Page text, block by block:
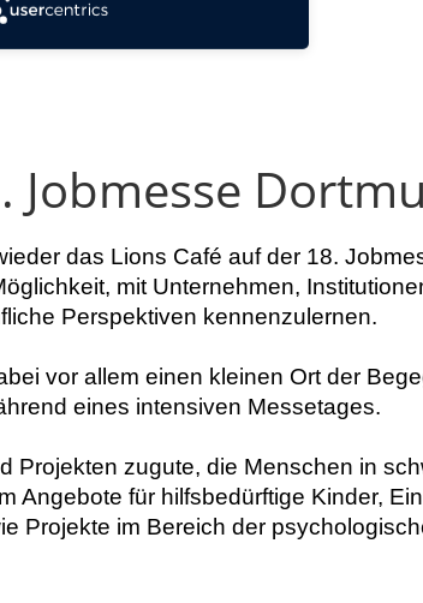
Jobmesse
das Lions Café auf der 18.
mit Unternehmen,
Perspektiven kennenzulernen.
vor allem einen kleinen Ort der
eines intensiven Messetages.
Projekten zugute, die Menschen in
Angebote für hilfsbedürftige Kinder,
Projekte im Bereich der